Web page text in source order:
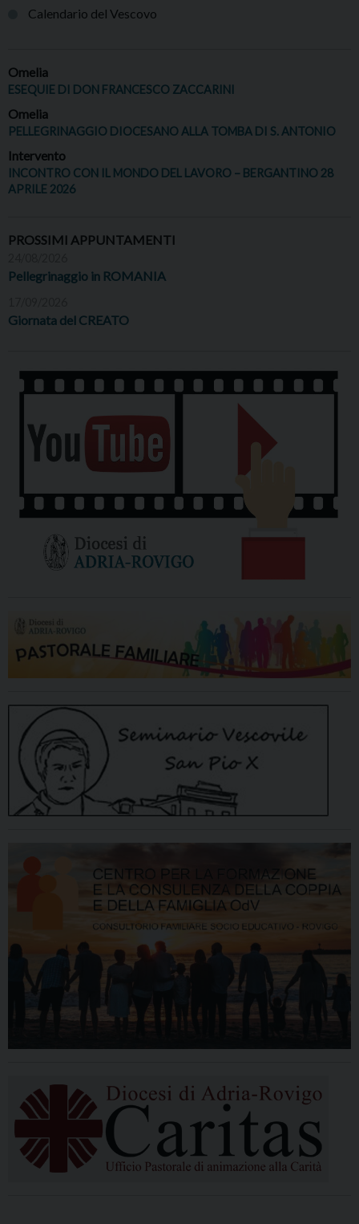
Calendario del Vescovo
Omelia
ESEQUIE DI DON FRANCESCO ZACCARINI
Omelia
PELLEGRINAGGIO DIOCESANO ALLA TOMBA DI S. ANTONIO
Intervento
INCONTRO CON IL MONDO DEL LAVORO – BERGANTINO 28
APRILE 2026
PROSSIMI APPUNTAMENTI
Pellegrinaggio in ROMANIA
Giornata del CREATO